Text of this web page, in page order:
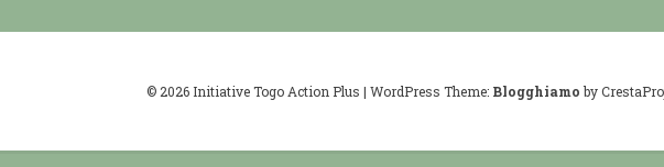
© 2026 Initiative Togo Action Plus | WordPress Theme: Blogghiamo by